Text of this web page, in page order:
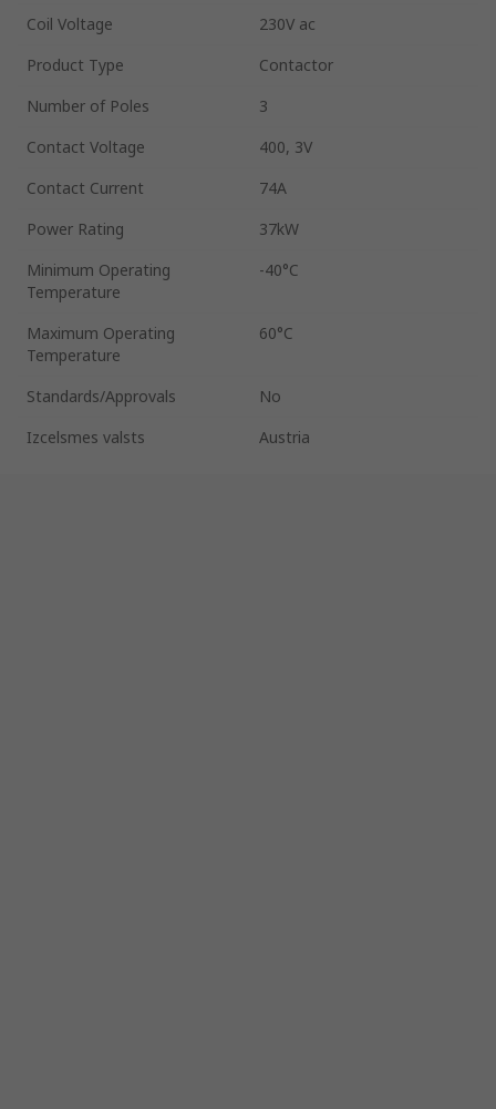
Coil Voltage
230V ac
Product Type
Contactor
Number of Poles
3
Contact Voltage
400, 3V
Contact Current
74A
Power Rating
37kW
Minimum Operating
Temperature
-40°C
Maximum Operating
Temperature
60°C
Standards/Approvals
No
Izcelsmes valsts
Austria